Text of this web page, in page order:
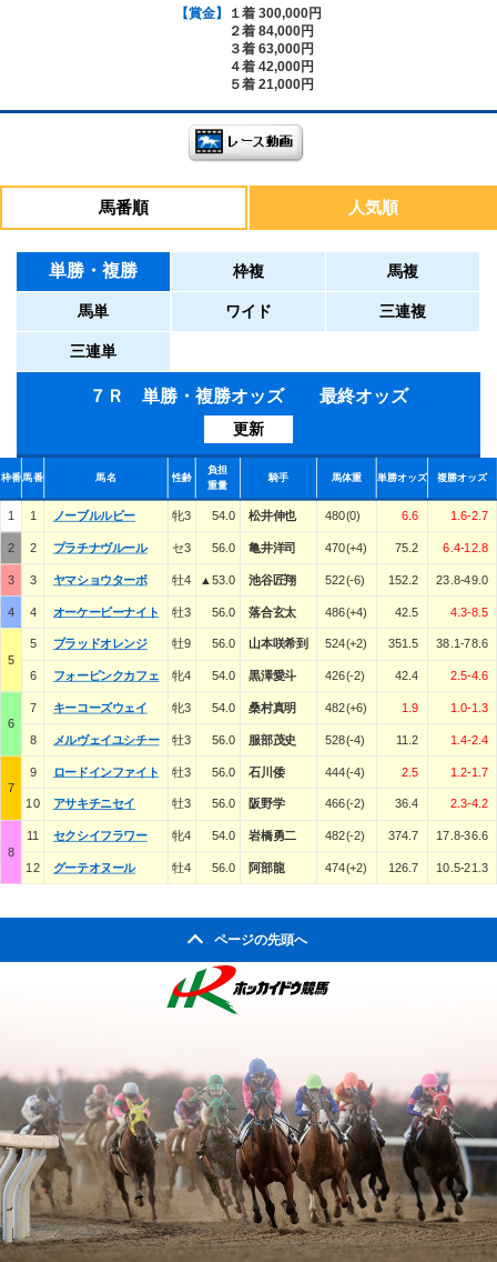
【賞金】
１着 300,000円
２着 84,000円
３着 63,000円
４着 42,000円
５着 21,000円
馬番順 人気順
単勝・複勝 枠複 馬複
馬単 ワイド 三連複
三連単
７Ｒ 単勝・複勝オッズ 最終オッズ
更新
枠番馬番 馬名 性齢
負担
重量
騎手 馬体重 単勝オッズ 複勝オッズ
1 1 ノーブルルビー 牝3 54.0 松井伸也 480(0) 6.6 1.6-2.7
2 2 プラチナヴルール セ3 56.0 亀井洋司 470(+4) 75.2 6.4-12.8
3 3 ヤマショウターボ 牡4 ▲53.0 池谷匠翔 522(-6) 152.2 23.8-49.0
4 4 オーケービーナイト 牡3 56.0 落合玄太 486(+4) 42.5 4.3-8.5
5
5 ブラッドオレンジ 牡9 56.0 山本咲希到 524(+2) 351.5 38.1-78.6
6 フォーピンクカフェ 牝4 54.0 黒澤愛斗 426(-2) 42.4 2.5-4.6
6
7 キーコーズウェイ 牝3 54.0 桑村真明 482(+6) 1.9 1.0-1.3
8 メルヴェイユシチー 牡3 56.0 服部茂史 528(-4) 11.2 1.4-2.4
7
9 ロードインファイト 牡3 56.0 石川倭 444(-4) 2.5 1.2-1.7
10 アサキチニセイ 牡3 56.0 阪野学 466(-2) 36.4 2.3-4.2
8
11 セクシイフラワー 牝4 54.0 岩橋勇二 482(-2) 374.7 17.8-36.6
12 グーテオヌール 牡4 56.0 阿部龍 474(+2) 126.7 10.5-21.3
ページの先頭へ